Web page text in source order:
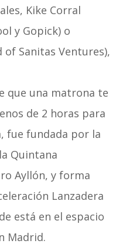
Kike Corral
y Gopick) o
of Sanitas Ventures),
que una matrona te
de 2 horas para
fue fundada por la
Quintana
Ayllón, y forma
Lanzadera
está en el espacio
Madrid.